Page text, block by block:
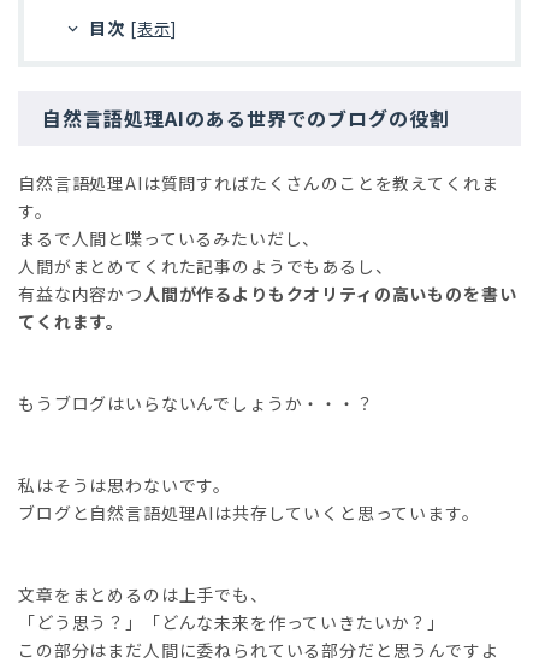
目次 [表示]
自然言語処理AIのある世界でのブログの役割
自然言語処理AIは質問すればたくさんのことを教えてくれま
す。
まるで人間と喋っているみたいだし、
人間がまとめてくれた記事のようでもあるし、
有益な内容かつ 人間が作るよりもクオリティの高いものを書い
てくれます。
もうブログはいらないんでしょうか・・・？
私はそうは思わないです。
ブログと自然言語処理AIは共存していくと思っています。
文章をまとめるのは上手でも、
「どう思う？」「どんな未来を作っていきたいか？」
この部分はまだ人間に委ねられている部分だと思うんですよ